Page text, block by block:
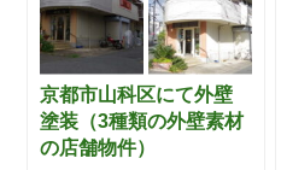
京都市山科区にて外壁
塗装（3種類の外壁素材
の店舗物件）